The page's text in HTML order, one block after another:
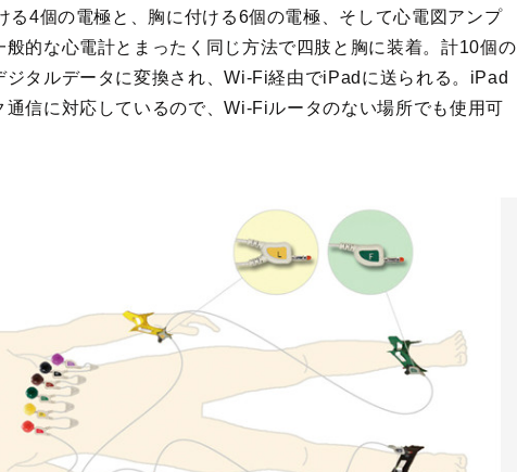
る4個の電極と、胸に付ける6個の電極、そして心電図アンプ
的な心電計とまったく同じ方法で四肢と胸に装着。計10個の
ジタルデータに変換され、Wi-Fi経由でiPadに送られる。iPad
信に対応しているので、Wi-Fiルータのない場所でも使用可